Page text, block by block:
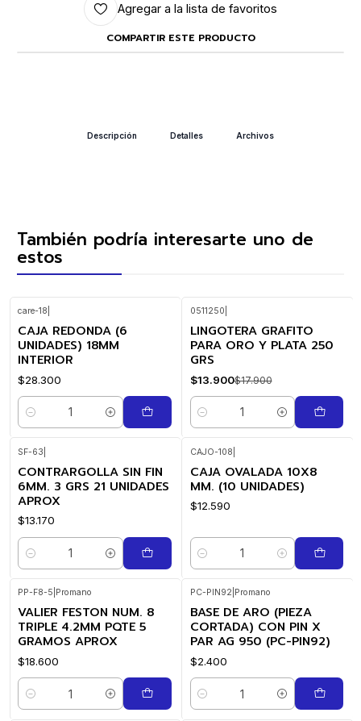
Agregar a la lista de favoritos
COMPARTIR ESTE PRODUCTO
Descripción Detalles Archivos
También podría interesarte uno de
estos
care-18
CAJA REDONDA (6
UNIDADES) 18MM
INTERIOR
$28.300
Cantidad
-22%
OFF
0511250
LINGOTERA GRAFITO
PARA ORO Y PLATA 250
GRS
$13.900$17.900
Cantidad
SF-63
CONTRARGOLLA SIN FIN
6MM. 3 GRS 21 UNIDADES
APROX
$13.170
Cantidad
CAJO-108
CAJA OVALADA 10X8
MM. (10 UNIDADES)
$12.590
Cantidad
PP-F8-5 Promano
VALIER FESTON NUM. 8
TRIPLE 4.2MM PQTE 5
GRAMOS APROX
$18.600
Cantidad
PC-PIN92 Promano
BASE DE ARO (PIEZA
CORTADA) CON PIN X
PAR AG 950 (PC-PIN92)
$2.400
Cantidad